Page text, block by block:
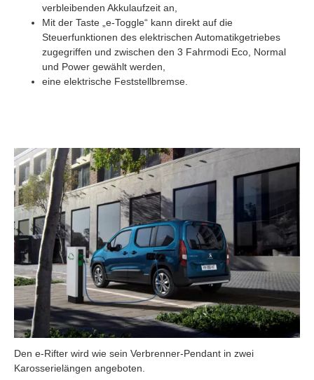
verbleibenden Akkulaufzeit an,
Mit der Taste „e-Toggle“ kann direkt auf die
Steuerfunktionen des elektrischen Automatikgetriebes
zugegriffen und zwischen den 3 Fahrmodi Eco, Normal
und Power gewählt werden,
eine elektrische Feststellbremse.
Den e-Rifter wird wie sein Verbrenner-Pendant in zwei
Karosserielängen angeboten.